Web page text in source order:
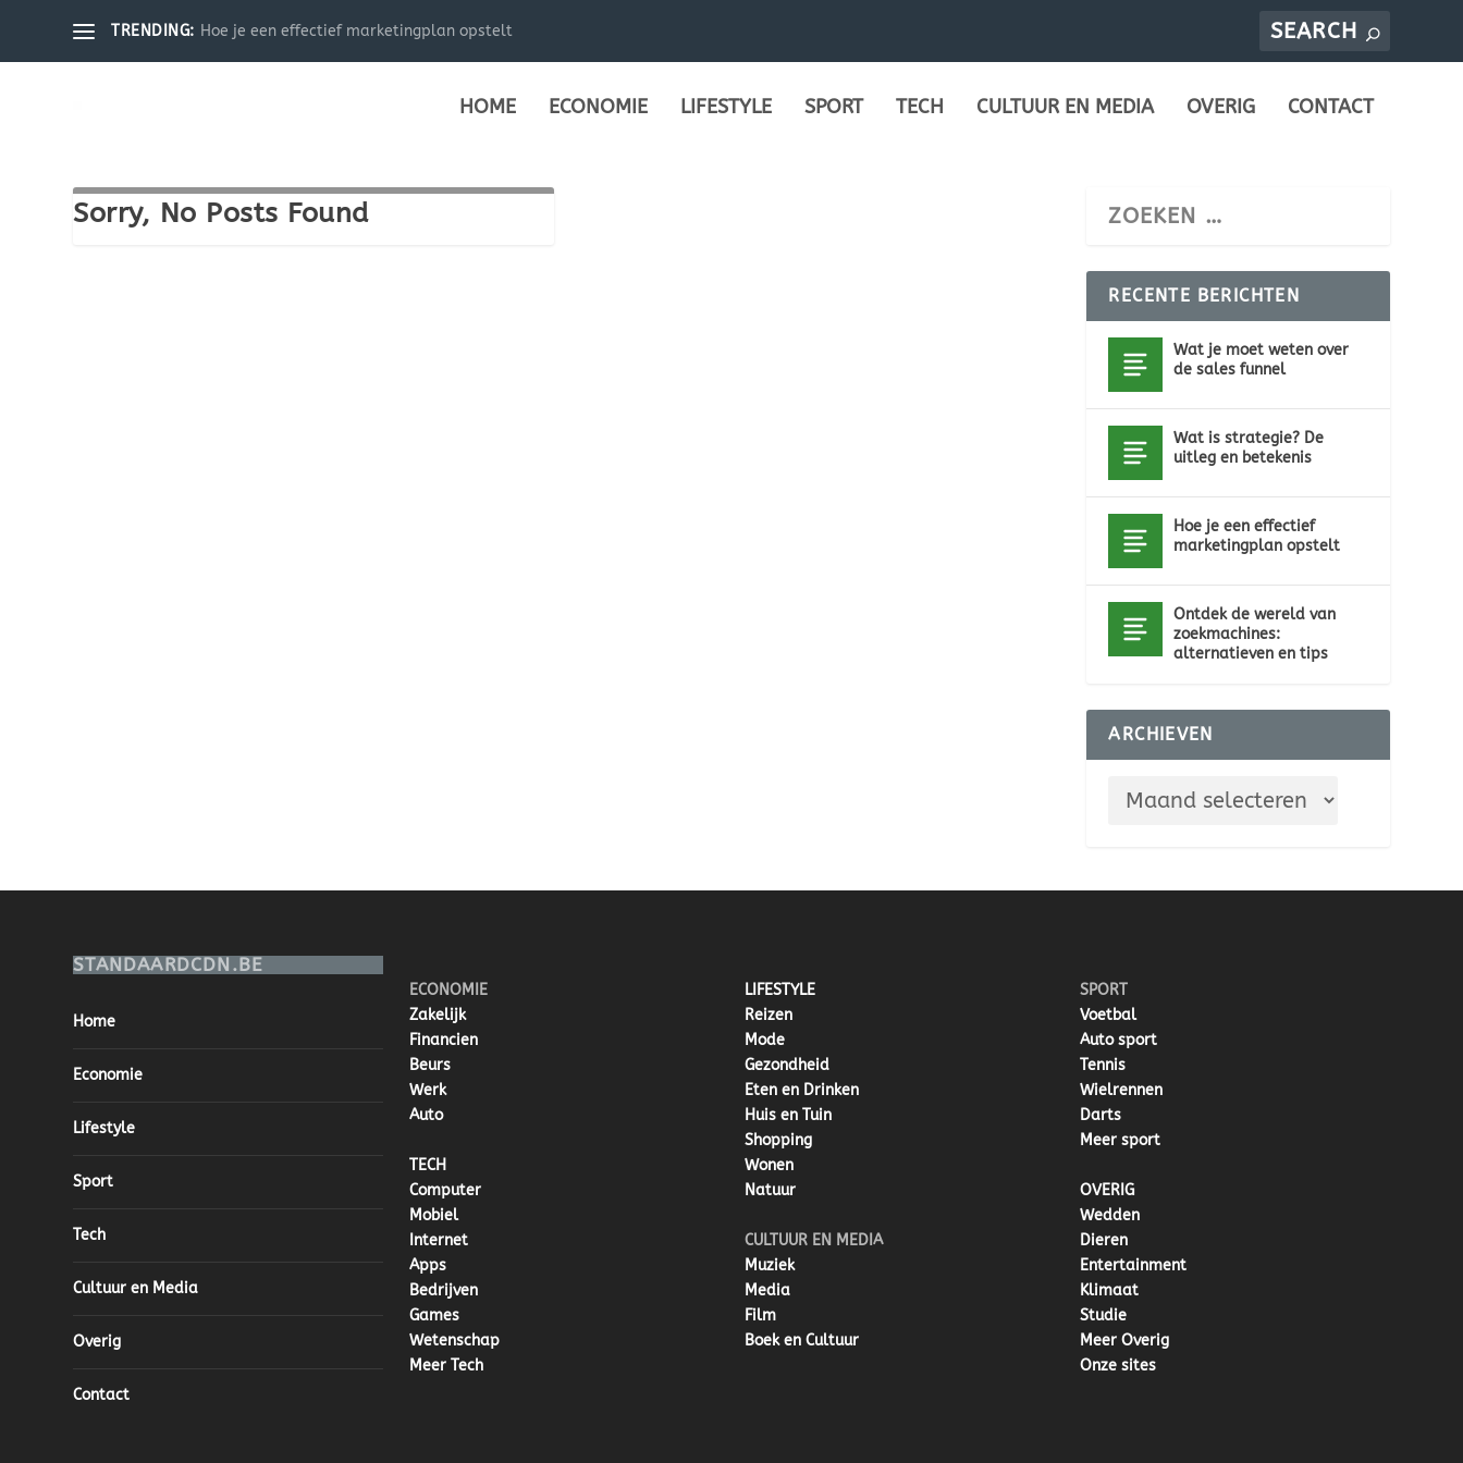
TRENDING: Hoe je een effectief marketingplan opstelt
HOME ECONOMIE LIFESTYLE SPORT TECH CULTUUR EN MEDIA OVERIG CONTACT
Sorry, No Posts Found
RECENTE BERICHTEN
Wat je moet weten over
de sales funnel
Wat is strategie? De
uitleg en betekenis
Hoe je een effectief
marketingplan opstelt
Ontdek de wereld van
zoekmachines:
alternatieven en tips
ARCHIEVEN
STANDAARDCDN.BE
Home
Economie
Lifestyle
Sport
Tech
Cultuur en Media
Overig
Contact
ECONOMIE
Zakelijk
Financien
Beurs
Werk
Auto
TECH
Computer
Mobiel
Internet
Apps
Bedrijven
Games
Wetenschap
Meer Tech
LIFESTYLE
Reizen
Mode
Gezondheid
Eten en Drinken
Huis en Tuin
Shopping
Wonen
Natuur
CULTUUR EN MEDIA
Muziek
Media
Film
Boek en Cultuur
SPORT
Voetbal
Auto sport
Tennis
Wielrennen
Darts
Meer sport
OVERIG
Wedden
Dieren
Entertainment
Klimaat
Studie
Meer Overig
Onze sites